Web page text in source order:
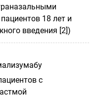
18 лет и
введения [2])
с